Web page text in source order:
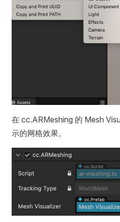
在 cc.ARMeshing 的 Mesh
示的网格效果。